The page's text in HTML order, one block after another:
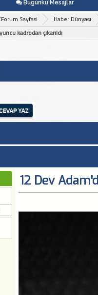
Bugünkü Mesajlar
Sayfasi
Haber Dünyası
kadrodan çıkarıldı
12 Dev